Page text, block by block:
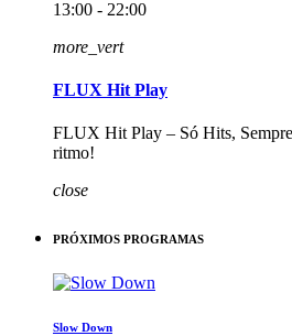
13:00 - 22:00
more_vert
FLUX Hit Play
FLUX Hit Play – Só Hits,
ritmo!
close
PRÓXIMOS PROGRAMAS
Slow Down